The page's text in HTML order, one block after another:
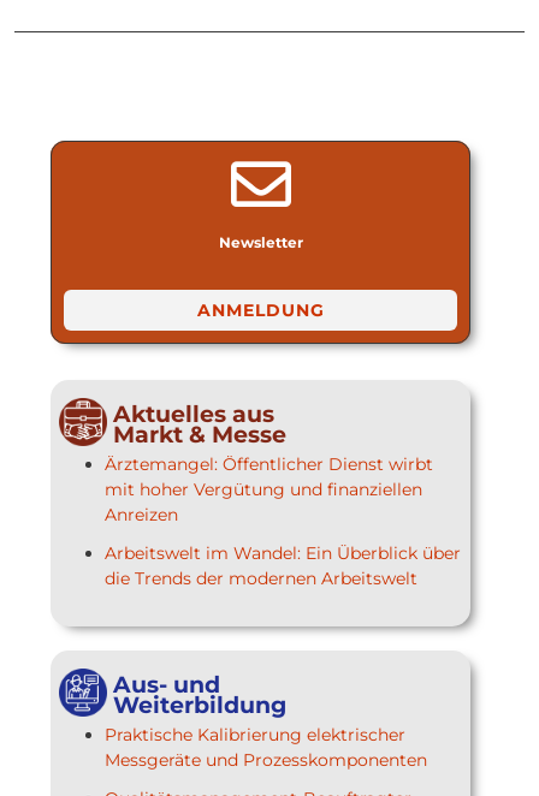
Newsletter
ANMELDUNG
Aktuelles aus
Markt & Messe
Ärztemangel: Öffentlicher Dienst wirbt
mit hoher Vergütung und finanziellen
Anreizen
Arbeitswelt im Wandel: Ein Überblick über
die Trends der modernen Arbeitswelt
Aus- und
Weiterbildung
Praktische Kalibrierung elektrischer
Messgeräte und Prozesskomponenten